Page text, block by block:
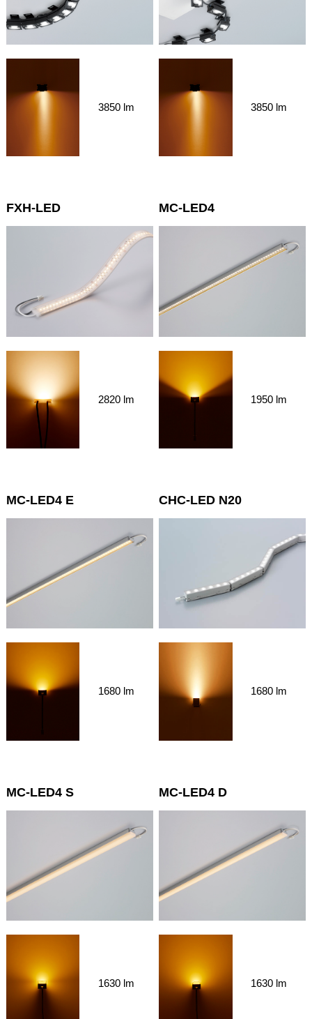
3850 lm 3850 lm
FXH-LED
2820 lm
MC-LED4
1950 lm
MC-LED4 E
1680 lm
CHC-LED N20
1680 lm
MC-LED4 S
1630 lm
MC-LED4 D
1630 lm